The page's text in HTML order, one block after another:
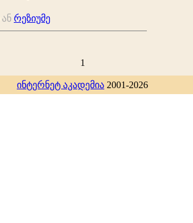
ან რეზიუმე
1
ინტერნეტ აკადემია 2001-2026